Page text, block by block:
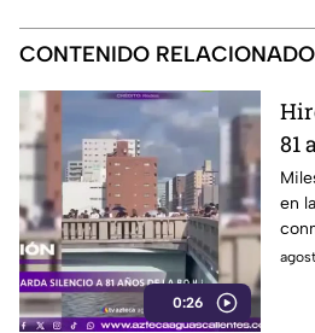
CONTENIDO RELACIONADO
0:26
81
de
en